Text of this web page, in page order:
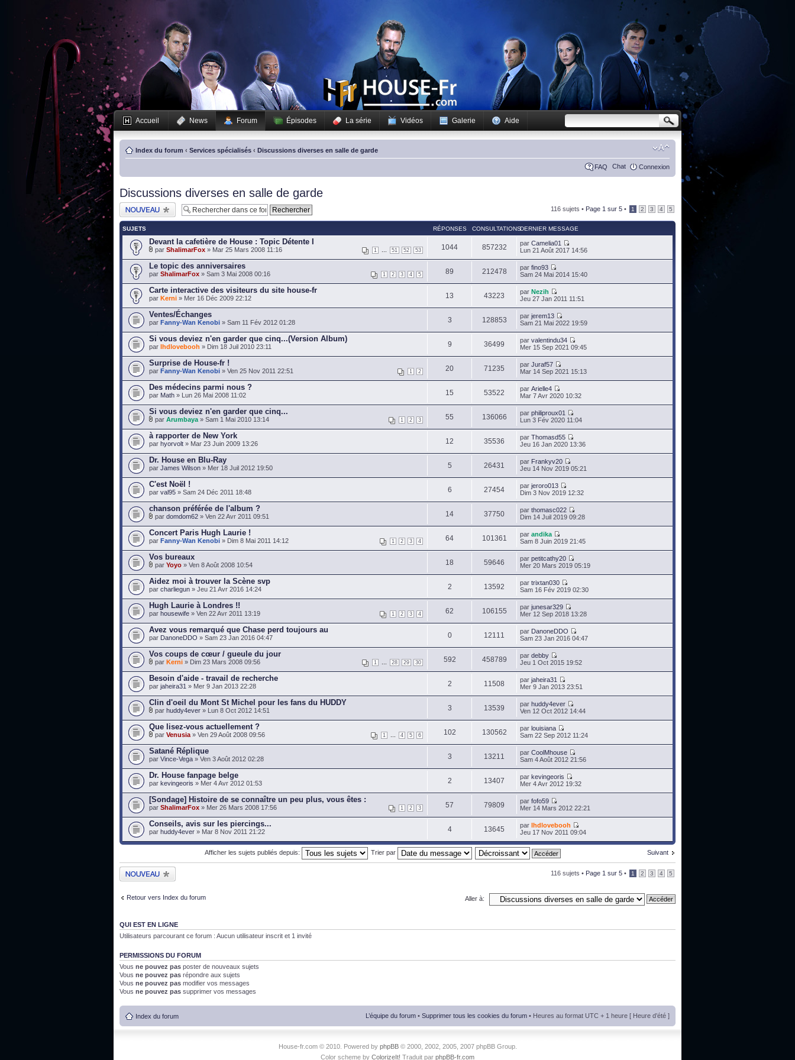
Accueil News Forum Épisodes La série Vidéos Galerie Aide
Index du forum ‹ Services spécialisés ‹ Discussions diverses en salle de garde
FAQ Chat Connexion
Discussions diverses en salle de garde
Publier un nouveau
sujet
116 sujets • Page 1 sur 5 • 1 2 3 4 5
SUJETS RÉPONSES CONSULTATIONSDERNIER MESSAGE
Devant la cafetière de House : Topic Détente I
1 51 52 53
par ShalimarFox » Mar 25 Mars 2008 11:16 1044 857232 par Camelia01
Lun 21 Août 2017 14:56
Le topic des anniversaires
1 2 3 4 5
par ShalimarFox » Sam 3 Mai 2008 00:16 89 212478 par fino93
Sam 24 Mai 2014 15:40
Carte interactive des visiteurs du site house-fr
par Kerni » Mer 16 Déc 2009 22:12 13 43223 par Nezih
Jeu 27 Jan 2011 11:51
Ventes/Échanges
par Fanny-Wan Kenobi » Sam 11 Fév 2012 01:28 3 128853 par jerem13
Sam 21 Mai 2022 19:59
Si vous deviez n'en garder que cinq...(Version Album)
par lhdlovebooh » Dim 18 Juil 2010 23:11 9 36499 par valentindu34
Mer 15 Sep 2021 09:45
Surprise de House-fr !
1 2
par Fanny-Wan Kenobi » Ven 25 Nov 2011 22:51 20 71235 par Juraf57
Mar 14 Sep 2021 15:13
Des médecins parmi nous ?
par Math » Lun 26 Mai 2008 11:02 15 53522 par Arielle4
Mar 7 Avr 2020 10:32
Si vous deviez n'en garder que cinq...
1 2 3
par Arumbaya » Sam 1 Mai 2010 13:14 55 136066 par philiproux01
Lun 3 Fév 2020 11:04
à rapporter de New York
par hyorvolt » Mar 23 Juin 2009 13:26 12 35536 par Thomasd55
Jeu 16 Jan 2020 13:36
Dr. House en Blu-Ray
par James Wilson » Mer 18 Juil 2012 19:50 5 26431 par Frankyv20
Jeu 14 Nov 2019 05:21
C'est Noël !
par val95 » Sam 24 Déc 2011 18:48 6 27454 par jeroro013
Dim 3 Nov 2019 12:32
chanson préférée de l'album ?
par domdom62 » Ven 22 Avr 2011 09:51 14 37750 par thomasc022
Dim 14 Juil 2019 09:28
Concert Paris Hugh Laurie !
1 2 3 4
par Fanny-Wan Kenobi » Dim 8 Mai 2011 14:12 64 101361 par andika
Sam 8 Juin 2019 21:45
Vos bureaux
par Yoyo » Ven 8 Août 2008 10:54 18 59646 par petitcathy20
Mer 20 Mars 2019 05:19
Aidez moi à trouver la Scène svp
par charliegun » Jeu 21 Avr 2016 14:24 2 13592 par trixtan030
Sam 16 Fév 2019 02:30
Hugh Laurie à Londres !!
1 2 3 4
par housewife » Ven 22 Avr 2011 13:19 62 106155 par junesar329
Mer 12 Sep 2018 13:28
Avez vous remarqué que Chase perd toujours au
par DanoneDDO » Sam 23 Jan 2016 04:47 0 12111 par DanoneDDO
Sam 23 Jan 2016 04:47
Vos coups de cœur / gueule du jour
1 28 29 30
par Kerni » Dim 23 Mars 2008 09:56 592 458789 par debby
Jeu 1 Oct 2015 19:52
Besoin d'aide - travail de recherche
par jaheira31 » Mer 9 Jan 2013 22:28 2 11508 par jaheira31
Mer 9 Jan 2013 23:51
Clin d'oeil du Mont St Michel pour les fans du HUDDY
par huddy4ever » Lun 8 Oct 2012 14:51 3 13539 par huddy4ever
Ven 12 Oct 2012 14:44
Que lisez-vous actuellement ?
1 4 5 6
par Venusia » Ven 29 Août 2008 09:56 102 130562 par louisiana
Sam 22 Sep 2012 11:24
Satané Réplique
par Vince-Vega » Ven 3 Août 2012 02:28 3 13211 par CoolMhouse
Sam 4 Août 2012 21:56
Dr. House fanpage belge
par kevingeoris » Mer 4 Avr 2012 01:53 2 13407 par kevingeoris
Mer 4 Avr 2012 19:32
[Sondage] Histoire de se connaître un peu plus, vous êtes :
1 2 3
par ShalimarFox » Mer 26 Mars 2008 17:56 57 79809 par fofo59
Mer 14 Mars 2012 22:21
Conseils, avis sur les piercings...
par huddy4ever » Mar 8 Nov 2011 21:22 4 13645 par lhdlovebooh
Jeu 17 Nov 2011 09:04
Suivant
Afficher les sujets publiés depuis: Trier par
Publier un nouveau
sujet
116 sujets • Page 1 sur 5 • 1 2 3 4 5
Retour vers Index du forum Aller à:
QUI EST EN LIGNE
Utilisateurs parcourant ce forum : Aucun utilisateur inscrit et 1 invité
PERMISSIONS DU FORUM
Vous ne pouvez pas poster de nouveaux sujets
Vous ne pouvez pas répondre aux sujets
Vous ne pouvez pas modifier vos messages
Vous ne pouvez pas supprimer vos messages
Index du forum L’équipe du forum • Supprimer tous les cookies du forum • Heures au format UTC + 1 heure [ Heure d’été ]
House-fr.com © 2010. Powered by phpBB© 2000, 2002, 2005, 2007 phpBB Group.
Color scheme by ColorizeIt! Traduit par phpBB-fr.com